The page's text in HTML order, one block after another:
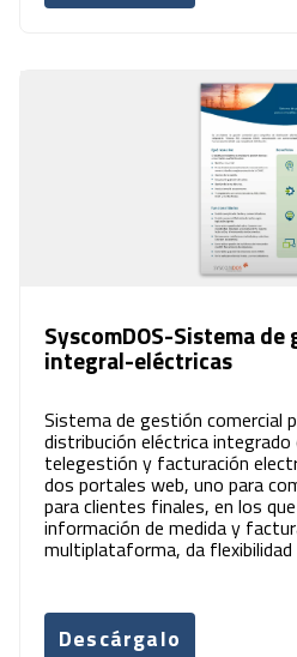
SyscomDOS-Sistema
integral-eléctricas
Sistema de gestión comercial
distribución eléctrica integrado
telegestión y facturación
dos portales web, uno para
para clientes finales, en los
información de medida y
multiplataforma, da
Descárgalo